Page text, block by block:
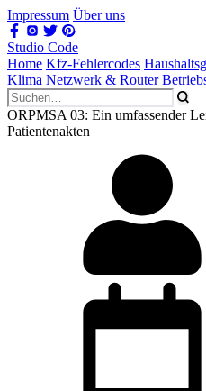
Impressum Über uns
Studio Code
Home Kfz-Fehlercodes
Klima Netzwerk & Router
ORPMSA 03: Ein umfassender
Patientenakten